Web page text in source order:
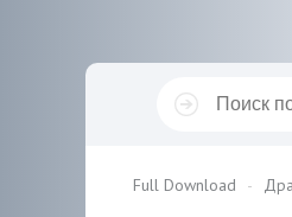
Full Download